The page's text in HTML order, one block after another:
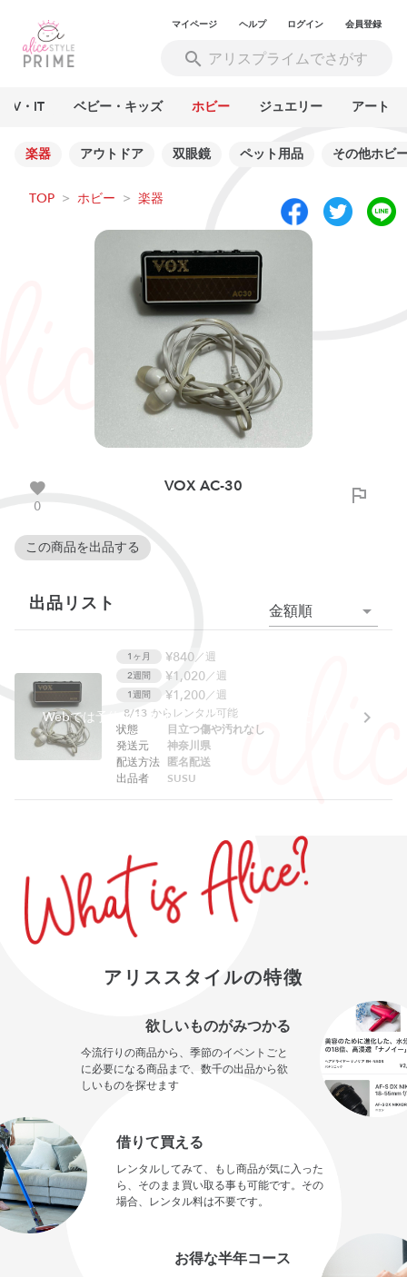
マイページ ヘルプ ログイン 会員登録
AV・IT ベビー・キッズ ホビー ジュエリー アート
楽器 アウトドア 双眼鏡 ペット用品 その他ホビ
TOP > ホビー > 楽器
0
VOX AC-30
この商品を出品する
出品リスト 金額順
Webでは予約できません。アプリをご利用ください。
1ヶ月 ¥840／週
2週間 ¥1,020／週
1週間 ¥1,200／週
8/13 からレンタル可能
状態
発送元
配送方法
出品者
目立つ傷や汚れなし
神奈川県
匿名配送
SUSU
アリススタイルの特徴
欲しいものがみつかる
今流行りの商品から、季節のイベントごと
に必要になる商品まで、数千の出品から欲
しいものを探せます
借りて買える
レンタルしてみて、もし商品が気に入った
ら、そのまま買い取る事も可能です。その
場合、レンタル料は不要です。
お得な半年コース